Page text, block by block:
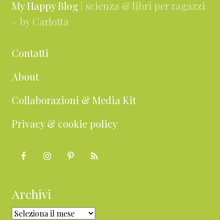
My Happy Blog | scienza & libri per ragazzi
– by Carlotta
Contatti
About
Collaborazioni & Media Kit
Privacy & cookie policy
Archivi
Archivi